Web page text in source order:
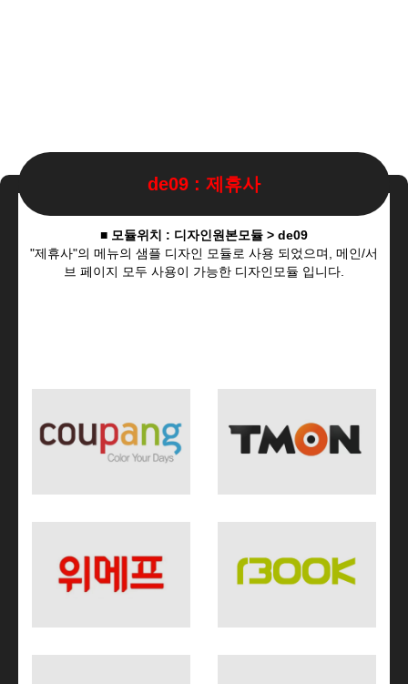
de09 : 제휴사
■ 모듈위치 : 디자인원본모듈 > de09
"제휴사"의 메뉴의 샘플 디자인 모듈로 사용 되었으며, 메인/서
브 페이지 모두 사용이 가능한 디자인모듈 입니다.